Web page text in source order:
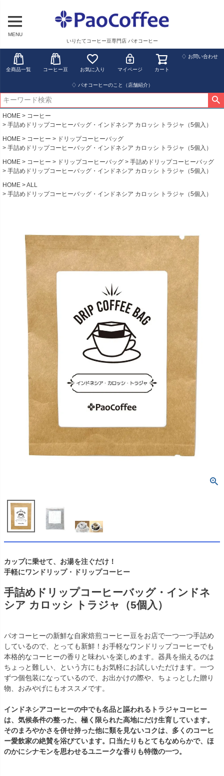
MENU
いりたてコーヒー豆専門店 パオコーヒー
全商品一覧 コーヒー豆 お気に入り マイページ カート
♢ お問い合わせ
♢ パオコーヒーのこと（店舗紹介）
HOME
コーヒー
手詰めドリップコーヒーバッグ・インドネシア カロッシ トラジャ（5個入）
HOME
コーヒー
ドリップコーヒーバッグ
手詰めドリップコーヒーバッグ・インドネシア カロッシ トラジャ（5個入）
HOME
コーヒー ドリップコーヒーバッグ
手詰めドリップコーヒーバッグ
手詰めドリップコーヒーバッグ・インドネシア カロッシ トラジャ（5個入）
HOME
ALL
手詰めドリップコーヒーバッグ・インドネシア カロッシ トラジャ（5個入）
カップに乗せて、お湯を注ぐだけ！
手軽にワンドリップ・ドリップコーヒー
手詰めドリップコーヒーバッグ・インドネ
シア カロッシ トラジャ（5個入）
パオコーヒーの新鮮な自家焙煎コーヒー豆をお店で一つ一つ手詰め
しているので、とっても新鮮！お手軽なワンドリップコーヒーでも
本格的なコーヒーの香りと味わいを楽しめます。器具を揃えるのは
ちょっと難しい、という方にもお気軽にお試しいただけます。一つ
ずつ個包装になっているので、お出かけの際や、ちょっとした贈り
物、おみやげにもオススメです。
インドネシアコーヒーの中でも名品と謳われるトラジャコーヒー
は、気候条件の整った、極く限られた高地にだけ生育しています。
そのまろやかさを併せ持った他に類を見ないコクは、多くのコーヒ
ー愛飲家の絶賛を浴びています。口当たりもとてもなめらかで、ほ
のかにシナモンを思わせるユニークな香りも特徴の一つ。